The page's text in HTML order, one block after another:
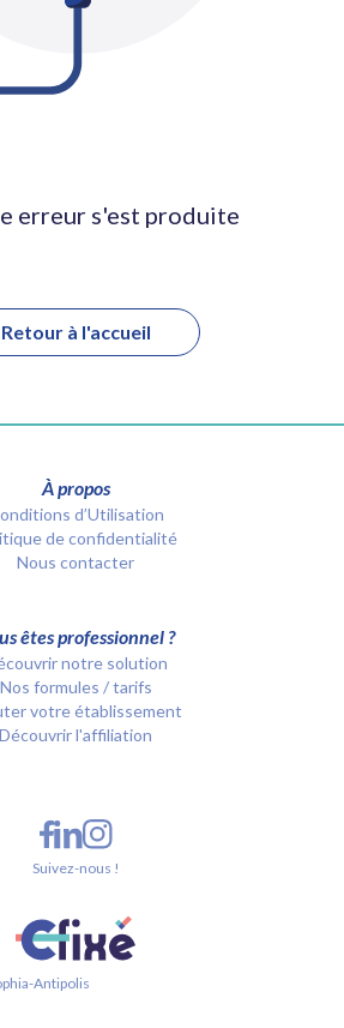
erreur s'est produite
Retour à l'accueil
À propos
d’Utilisation
de confidentialité
Nous contacter
êtes professionnel ?
notre solution
Nos formules / tarifs
votre établissement
Découvrir l'affiliation
Antipolis
Suivez-nous !